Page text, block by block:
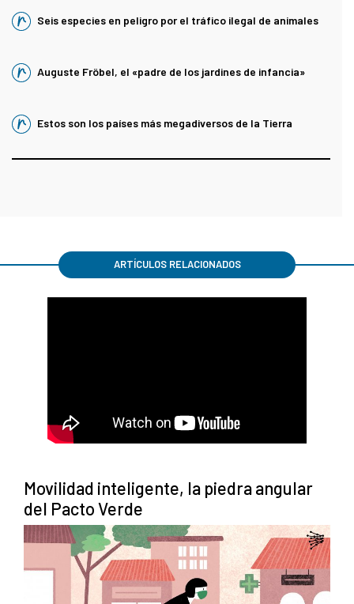
Seis especies en peligro por el tráfico ilegal de animales
Auguste Fröbel, el «padre de los jardines de infancia»
Estos son los países más megadiversos de la Tierra
ARTÍCULOS RELACIONADOS
Movilidad inteligente, la piedra angular
del Pacto Verde